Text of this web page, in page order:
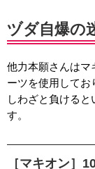
ヅダ自爆の
他力本願さんはマ
ーツを使用してお
しわざと負ける
す。
［マキオン］